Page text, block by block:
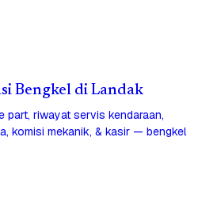
Bengkel di Landak
part, riwayat servis kendaraan,
komisi mekanik, & kasir — bengkel